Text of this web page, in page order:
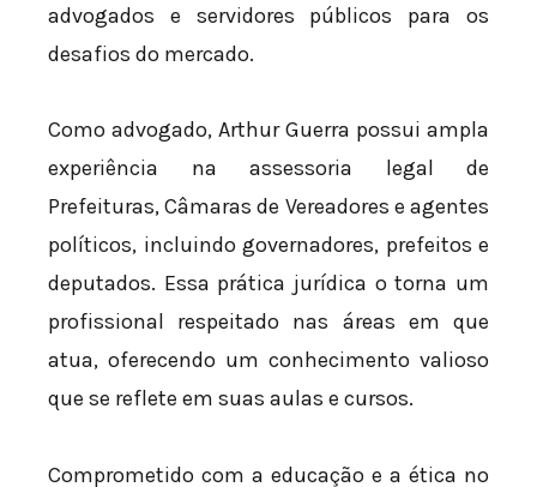
advogados e servidores públicos para os
desafios do mercado.
Como advogado, Arthur Guerra possui ampla
experiência na assessoria legal de
Prefeituras, Câmaras de Vereadores e agentes
políticos, incluindo governadores, prefeitos e
deputados. Essa prática jurídica o torna um
profissional respeitado nas áreas em que
atua, oferecendo um conhecimento valioso
que se reflete em suas aulas e cursos.
Comprometido com a educação e a ética no